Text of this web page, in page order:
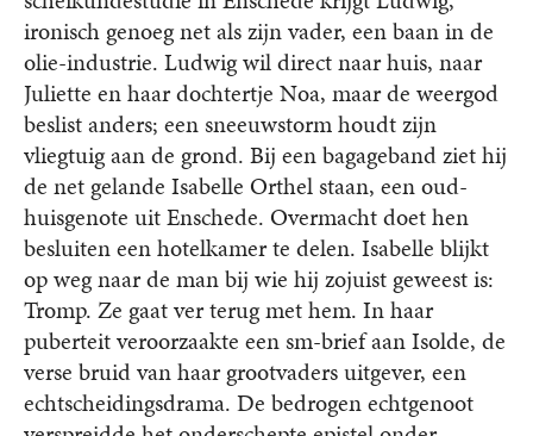
ironisch genoeg net als zijn vader, een baan in de
olie-industrie. Ludwig wil direct naar huis, naar
Juliette en haar dochtertje Noa, maar de weergod
beslist anders; een sneeuwstorm houdt zijn
vliegtuig aan de grond. Bij een bagageband ziet hij
de net gelande Isabelle Orthel staan, een oud-
huisgenote uit Enschede. Overmacht doet hen
besluiten een hotelkamer te delen. Isabelle blijkt
op weg naar de man bij wie hij zojuist geweest is:
Tromp. Ze gaat ver terug met hem. In haar
puberteit veroorzaakte een sm-brief aan Isolde, de
verse bruid van haar grootvaders uitgever, een
echtscheidingsdrama. De bedrogen echtgenoot